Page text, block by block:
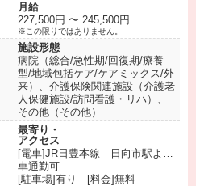
月給
227,500円 〜 245,500円
※この限りではありません。
施設形態
病院（総合/急性期/回復期/療養
型/地域包括ケア/ケアミックス/外
来）、介護保険関連施設（介護老
人保健施設/訪問看護・リハ）、
その他（その他）
最寄り・
アクセス
[電車]JR日豊本線 日向市駅より
徒歩5分
車通勤可
[駐車場]有り [料金]無料